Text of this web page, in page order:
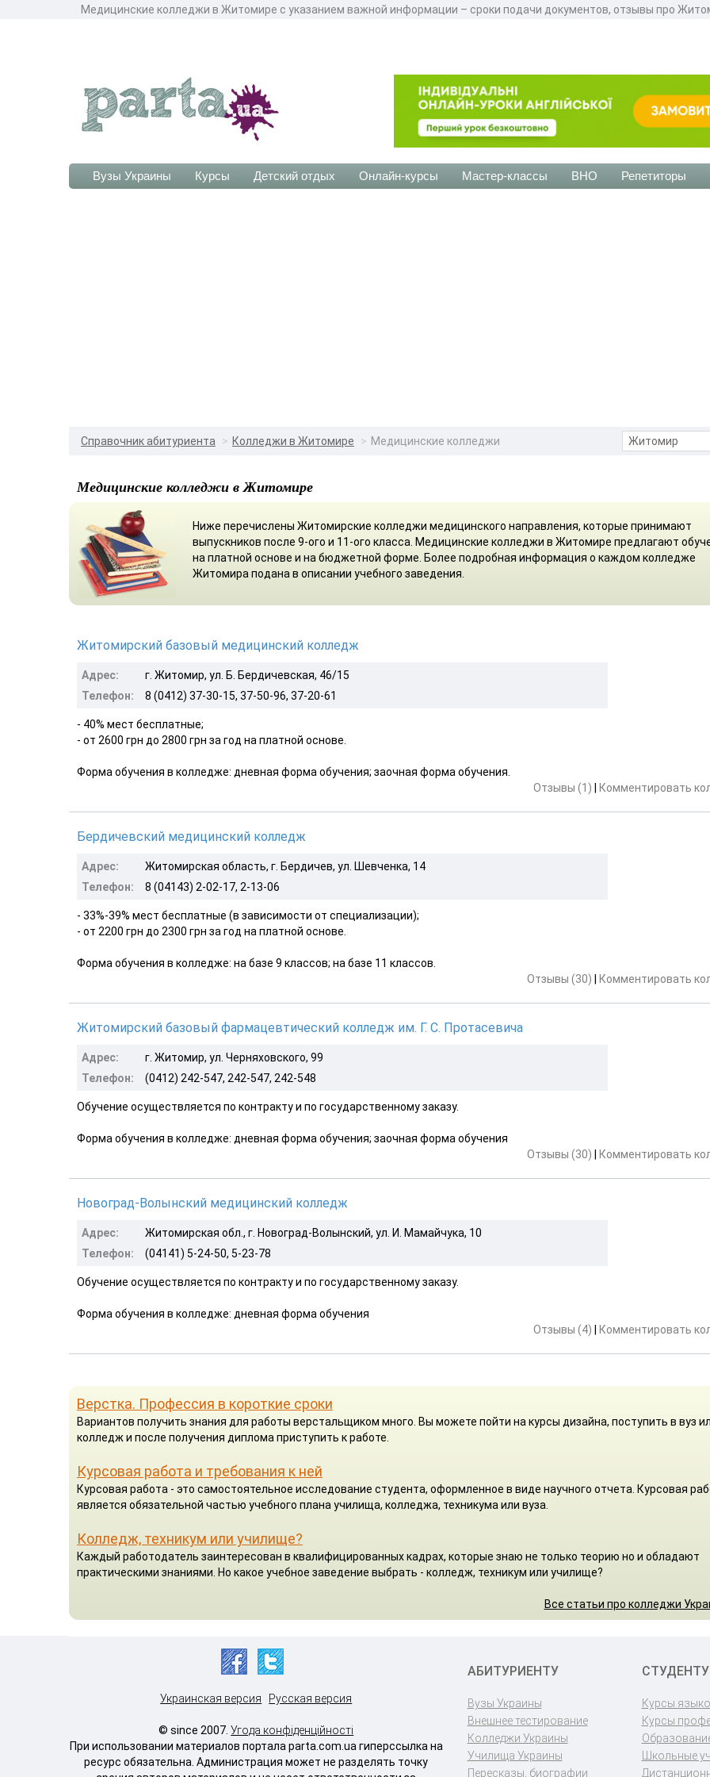
Медицинские колледжи в Житомире с указанием важной информации – сроки подачи документов, отзывы про
Вузы Украины Курсы Детский отдых Онлайн-курсы Мастер-классы ВНО Репетиторы
Справочник абитуриента Колледжи в Житомире Медицинские колледжи
Медицинские колледжи в Житомире
Ниже перечислены Житомирские колледжи медицинского направления, которые принимают
выпускников после 9-ого и 11-ого класса. Медицинские колледжи в Житомире предлагают
на платной основе и на бюджетной форме. Более подробная информация о каждом колледже
Житомира подана в описании учебного заведения.
Житомирский базовый медицинский колледж
Адрес:
г. Житомир, ул. Б. Бердичевская, 46/15
Телефон:
8 (0412) 37-30-15, 37-50-96, 37-20-61
- 40% мест бесплатные;
- от 2600 грн до 2800 грн за год на платной основе.
Форма обучения в колледже: дневная форма обучения; заочная форма обучения.
Отзывы (1)
Комментировать
Бердичевский медицинский колледж
Адрес:
Житомирская область, г. Бердичев, ул. Шевченка, 14
Телефон:
8 (04143) 2-02-17, 2-13-06
- 33%-39% мест бесплатные (в зависимости от специализации);
- от 2200 грн до 2300 грн за год на платной основе.
Форма обучения в колледже: на базе 9 классов; на базе 11 классов.
Отзывы (30)
Комментировать
Житомирский базовый фармацевтический колледж им. Г. С. Протасевича
Адрес:
г. Житомир, ул. Черняховского, 99
Телефон:
(0412) 242-547, 242-547, 242-548
Обучение осуществляется по контракту и по государственному заказу.
Форма обучения в колледже: дневная форма обучения; заочная форма обучения
Отзывы (30)
Комментировать
Новоград-Волынский медицинский колледж
Адрес:
Житомирская обл., г. Новоград-Волынский, ул. И. Мамайчука, 10
Телефон:
(04141) 5-24-50, 5-23-78
Обучение осуществляется по контракту и по государственному заказу.
Форма обучения в колледже: дневная форма обучения
Отзывы (4)
Комментировать
Верстка. Профессия в короткие сроки
Вариантов получить знания для работы верстальщиком много. Вы можете пойти на курсы дизайна, поступить в вуз
колледж и после получения диплома приступить к работе.
Курсовая работа и требования к ней
Курсовая работа - это самостоятельное исследование студента, оформленное в виде научного отчета. Курсовая
является обязательной частью учебного плана училища, колледжа, техникума или вуза.
Колледж, техникум или училище?
Каждый работодатель заинтересован в квалифицированных кадрах, которые знаю не только теорию но и обладают
практическими знаниями. Но какое учебное заведение выбрать - колледж, техникум или училище?
Все статьи про колледжи
Украинская версия Русская версия
© since 2007.Угода конфіденційності
При использовании материалов портала parta.com.ua гиперссылка на
ресурс обязательна. Администрация может не разделять точку
АБИТУРИЕНТУ
Вузы Украины
Внешнее тестирование
Колледжи Украины
Училища Украины
Пересказы, биографии
СТУДЕНТУ
Курсы
Курсы
Школьные